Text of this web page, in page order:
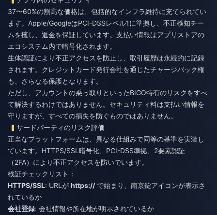
37〜60%の割高な価格は、包括的なインフラ維持に充てられてい
ます。Apple/GoogleはPCI-DSSレベル1に準拠し、不正検知チー
ムを擁し、返金を保証しています。支払い情報はアプリストアの
エコシステム内で暗号化されます。
生体認証により不正アクセスを防止し、取引履歴は永続的に記録
されます。クレジットカード発行会社を通じたチャージバック権
も、さらなる保護となります。
ただし、アカウントの乗っ取りといったBIGO特有のリスクをすべ
て解決するわけではありません。セキュリティ料は支払い情報を
守りますが、すべての損失を防ぐものではありません。
サードパーティのリスク評価
正当なプラットフォームは、異なる仕組みで同等の基準を実装し
ています。HTTPS/SSL暗号化、PCI-DSS準拠、2要素認証
（2FA）により不正アクセスを防いでいます。
検証チェックリスト：
HTTPS/SSL: URLが https://で始まり、南京錠アイコンが表示さ
れているか
会社登録: 会社情報や所在地が明示されているか